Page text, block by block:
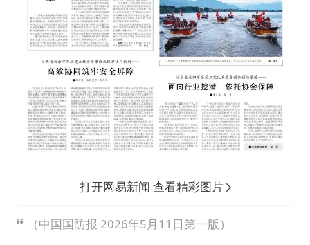
打开网易新闻 查看精彩图片
（中国国防报 2026年5月11日第一版）